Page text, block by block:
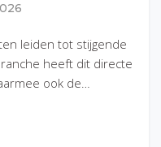
leiden tot stijgende
heeft dit directe
ook de…